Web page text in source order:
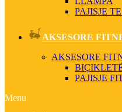
PAJISJE
AKSESORE
AKSESORE
PAJISJE
Menu